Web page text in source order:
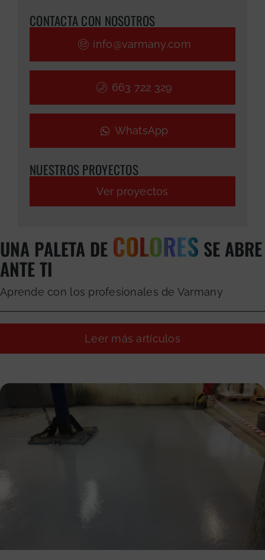
CONTACTA CON NOSOTROS
info@varmany.com
663 722 329
WhatsApp
NUESTROS PROYECTOS
Ver proyectos
UNA PALETA DE COLORES SE ABRE
ANTE TI
Aprende con los profesionales de Varmany
Leer más artículos